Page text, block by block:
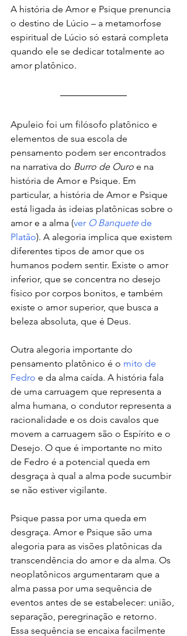
A história de Amor e Psique prenuncia
o destino de Lúcio – a metamorfose
espiritual de Lúcio só estará completa
quando ele se dedicar totalmente ao
amor platônico.
Apuleio foi um filósofo platônico e
elementos de sua escola de
pensamento podem ser encontrados
na narrativa do Burro de Ouro e na
história de Amor e Psique. Em
particular, a história de Amor e Psique
está ligada às ideias platônicas sobre o
amor e a alma (ver O Banquete de
Platão). A alegoria implica que existem
diferentes tipos de amor que os
humanos podem sentir. Existe o amor
inferior, que se concentra no desejo
físico por corpos bonitos, e também
existe o amor superior, que busca a
beleza absoluta, que é Deus.
Outra alegoria importante do
pensamento platônico é o mito de
Fedro e da alma caída. A história fala
de uma carruagem que representa a
alma humana, o condutor representa a
racionalidade e os dois cavalos que
movem a carruagem são o Espírito e o
Desejo. O que é importante no mito
de Fedro é a potencial queda em
desgraça à qual a alma pode sucumbir
se não estiver vigilante.
Psique passa por uma queda em
desgraça. Amor e Psique são uma
alegoria para as visões platônicas da
transcendência do amor e da alma. Os
neoplatônicos argumentaram que a
alma passa por uma sequência de
eventos antes de se estabelecer: união,
separação, peregrinação e retorno.
Essa sequência se encaixa facilmente